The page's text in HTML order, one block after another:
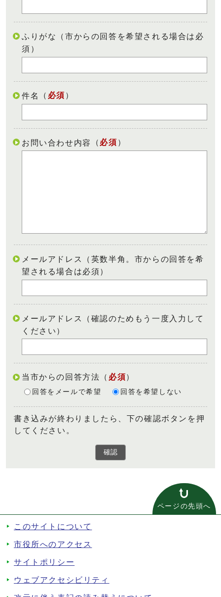
ふりがな（市からの回答を希望される場合は必
須）
件名 （ 必須 ）
お問い合わせ内容 （ 必須 ）
メールアドレス（英数半角。市からの回答を希
望される場合は必須）
メールアドレス（確認のためもう一度入力して
ください）
当市からの回答方法 （ 必須）
回答をメールで希望 回答を希望しない
書き込みが終わりましたら、下の確認ボタンを押
してください。
確認
ページの先頭へ
このサイトについて
市役所へのアクセス
サイトポリシー
ウェブアクセシビリティ